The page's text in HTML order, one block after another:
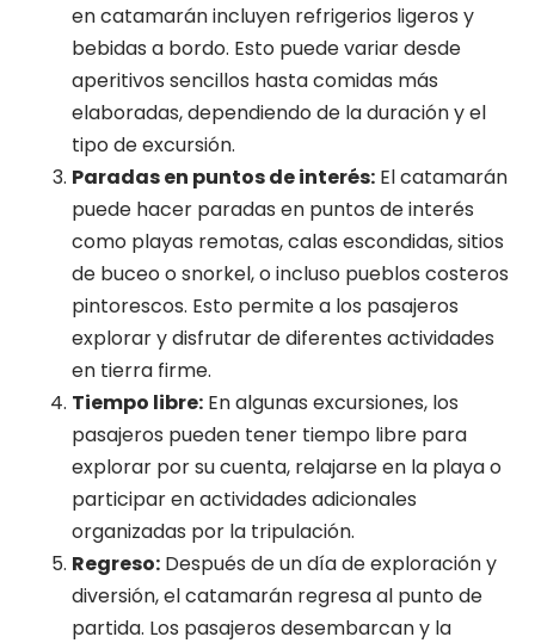
en catamarán incluyen refrigerios ligeros y
bebidas a bordo. Esto puede variar desde
aperitivos sencillos hasta comidas más
elaboradas, dependiendo de la duración y el
tipo de excursión.
Paradas en puntos de interés: El catamarán
puede hacer paradas en puntos de interés
como playas remotas, calas escondidas, sitios
de buceo o snorkel, o incluso pueblos costeros
pintorescos. Esto permite a los pasajeros
explorar y disfrutar de diferentes actividades
en tierra firme.
Tiempo libre: En algunas excursiones, los
pasajeros pueden tener tiempo libre para
explorar por su cuenta, relajarse en la playa o
participar en actividades adicionales
organizadas por la tripulación.
Regreso: Después de un día de exploración y
diversión, el catamarán regresa al punto de
partida. Los pasajeros desembarcan y la